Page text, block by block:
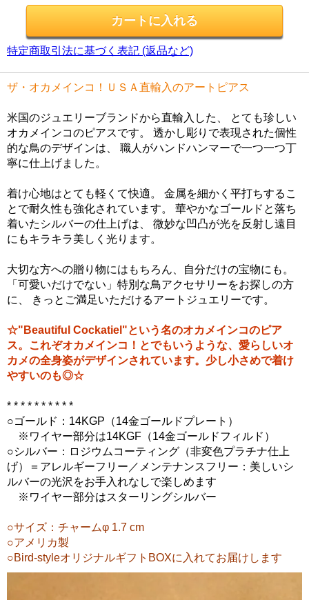
特定商取引法に基づく表記 (返品など)
ザ・オカメインコ！ＵＳＡ直輸入のアートピアス
米国のジュエリーブランドから直輸入した、 とても珍しい
オカメインコのピアスです。 透かし彫りで表現された個性
的な鳥のデザインは、 職人がハンドハンマーで一つ一つ丁
寧に仕上げました。
着け心地はとても軽くて快適。 金属を細かく平打ちするこ
とで耐久性も強化されています。 華やかなゴールドと落ち
着いたシルバーの仕上げは、 微妙な凹凸が光を反射し遠目
にもキラキラ美しく光ります。
大切な方への贈り物にはもちろん、自分だけの宝物にも。
「可愛いだけでない」特別な鳥アクセサリーをお探しの方
に、 きっとご満足いただけるアートジュエリーです。
☆"Beautiful Cockatiel"という名のオカメインコのピア
ス。これぞオカメインコ！とでもいうような、愛らしいオ
カメの全身姿がデザインされています。少し小さめで着け
やすいのも◎☆
* * * * * * * * * *
○ゴールド：14KGP（14金ゴールドプレート）
※ワイヤー部分は14KGF（14金ゴールドフィルド）
○シルバー：ロジウムコーティング（非変色プラチナ仕上
げ）＝アレルギーフリー／メンテナンスフリー：美しいシ
ルバーの光沢をお手入れなしで楽しめます
※ワイヤー部分はスターリングシルバー
○サイズ：チャームφ 1.7 cm
○アメリカ製
○Bird-styleオリジナルギフトBOXに入れてお届けします